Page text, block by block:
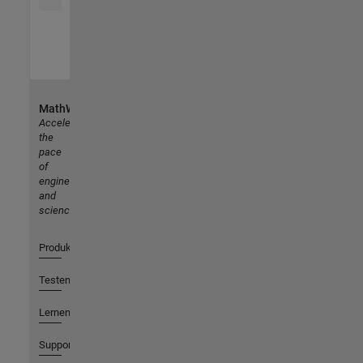
MathWorks
Accelerating
the
pace
of
engineering
and
science
Produkte
Testen oder Kaufen
Lernen
Support